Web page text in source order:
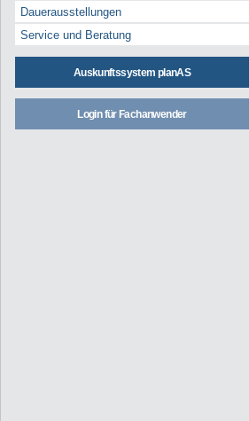
Dauerausstellungen
Service und Beratung
Auskunftssystem planAS
Login für Fachanwender